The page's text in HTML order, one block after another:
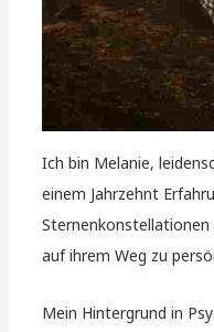
Ich bin Melanie,
einem Jahrzehnt
Sternenkonstellationen
auf ihrem Weg zu
Mein Hintergrund in